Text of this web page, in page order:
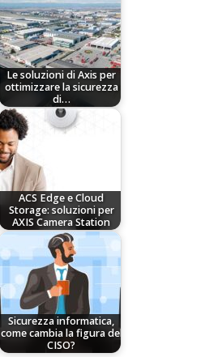
Le soluzioni di Axis per
ottimizzare la sicurezza
di…
ACS Edge e Cloud
Storage: soluzioni per
AXIS Camera Station
Sicurezza informatica,
come cambia la figura del
CISO?